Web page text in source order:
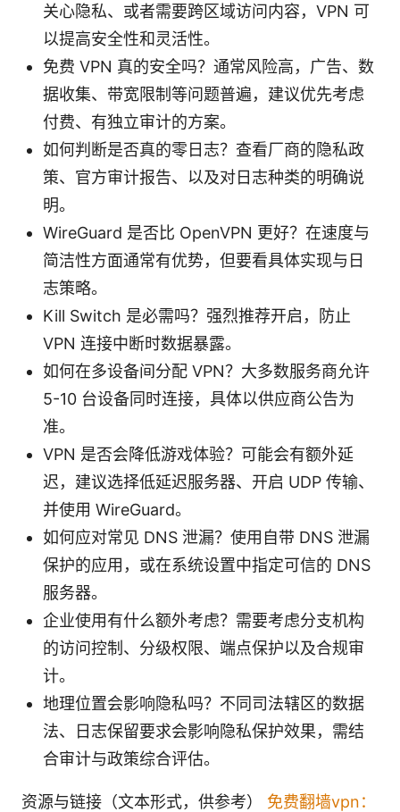
关心隐私、或者需要跨区域访问内容，VPN 可
以提高安全性和灵活性。
免费 VPN 真的安全吗？通常风险高，广告、数
据收集、带宽限制等问题普遍，建议优先考虑
付费、有独立审计的方案。
如何判断是否真的零日志？查看厂商的隐私政
策、官方审计报告、以及对日志种类的明确说
明。
WireGuard 是否比 OpenVPN 更好？在速度与
简洁性方面通常有优势，但要看具体实现与日
志策略。
Kill Switch 是必需吗？强烈推荐开启，防止
VPN 连接中断时数据暴露。
如何在多设备间分配 VPN？大多数服务商允许
5-10 台设备同时连接，具体以供应商公告为
准。
VPN 是否会降低游戏体验？可能会有额外延
迟，建议选择低延迟服务器、开启 UDP 传输、
并使用 WireGuard。
如何应对常见 DNS 泄漏？使用自带 DNS 泄漏
保护的应用，或在系统设置中指定可信的 DNS
服务器。
企业使用有什么额外考虑？需要考虑分支机构
的访问控制、分级权限、端点保护以及合规审
计。
地理位置会影响隐私吗？不同司法辖区的数据
法、日志保留要求会影响隐私保护效果，需结
合审计与政策综合评估。
资源与链接（文本形式，供参考） 免费翻墙vpn：